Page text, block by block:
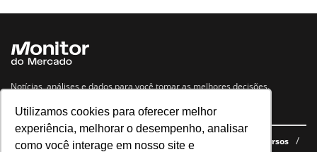
Utilizamos cookies para oferecer melhor
experiência, melhorar o desempenho, analisar
como você interage em nosso site e
Notícias, análises e dados para você tomar as melhores decisões.
Navegue no site
Últimas notícias Quem somos E-books gratuitos
Cursos